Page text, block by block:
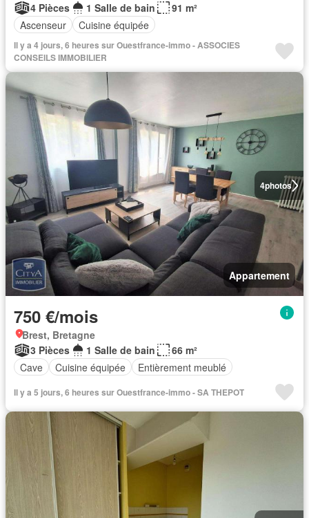
4 Pièces
1 Salle de bain
91 m²
Ascenseur
Cuisine équipée
Il y a 4 jours, 6 heures sur Ouestfrance-immo - ASSOCIES
CONSEILS IMMOBILIER
4photos
Appartement
750 €/mois
Brest, Bretagne
3 Pièces
1 Salle de bain
66 m²
Cave
Cuisine équipée Entièrement meublé
Il y a 5 jours, 6 heures sur Ouestfrance-immo - SA THEPOT